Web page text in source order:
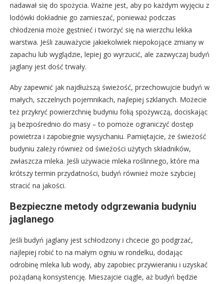
nadawał się do spożycia. Ważne jest, aby po każdym wyjęciu z
lodówki dokładnie go zamieszać, ponieważ podczas
chłodzenia może gęstnieć i tworzyć się na wierzchu lekka
warstwa. Jeśli zauważycie jakiekolwiek niepokojące zmiany w
zapachu lub wyglądzie, lepiej go wyrzucić, ale zazwyczaj budyń
jaglany jest dość trwały.
Aby zapewnić jak najdłuższą świeżość, przechowujcie budyń w
małych, szczelnych pojemnikach, najlepiej szklanych. Możecie
też przykryć powierzchnię budyniu folią spożywczą, dociskając
ją bezpośrednio do masy – to pomoże ograniczyć dostęp
powietrza i zapobiegnie wysychaniu. Pamiętajcie, że świeżość
budyniu zależy również od świeżości użytych składników,
zwłaszcza mleka. Jeśli używacie mleka roślinnego, które ma
krótszy termin przydatności, budyń również może szybciej
stracić na jakości.
Bezpieczne metody odgrzewania budyniu
jaglanego
Jeśli budyń jaglany jest schłodzony i chcecie go podgrzać,
najlepiej robić to na małym ogniu w rondelku, dodając
odrobinę mleka lub wody, aby zapobiec przywieraniu i uzyskać
pożądaną konsystencję. Mieszajcie ciągle, aż budyń będzie